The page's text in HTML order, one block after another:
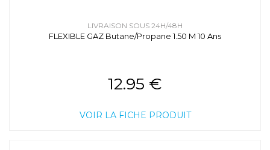
LIVRAISON SOUS 24H/48H
FLEXIBLE GAZ Butane/Propane 1.50 M 10 Ans
12.95 €
VOIR LA FICHE PRODUIT